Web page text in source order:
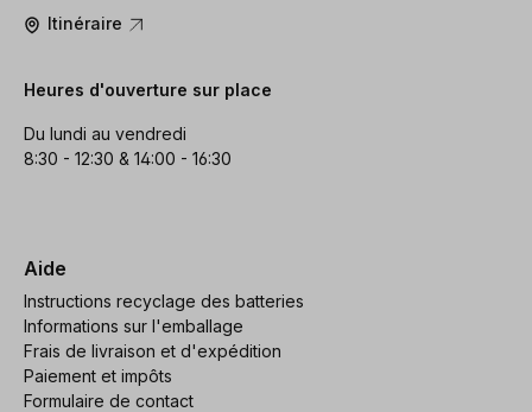
Itinéraire
Heures d'ouverture sur place
Du lundi au vendredi
8:30 - 12:30 & 14:00 - 16:30
Aide
Instructions recyclage des batteries
Informations sur l'emballage
Frais de livraison et d'expédition
Paiement et impôts
Formulaire de contact